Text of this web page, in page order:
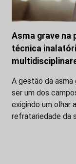
Asma grave na
técnica
A gestão da
ser um dos
exigindo um olhar
refratariedade da